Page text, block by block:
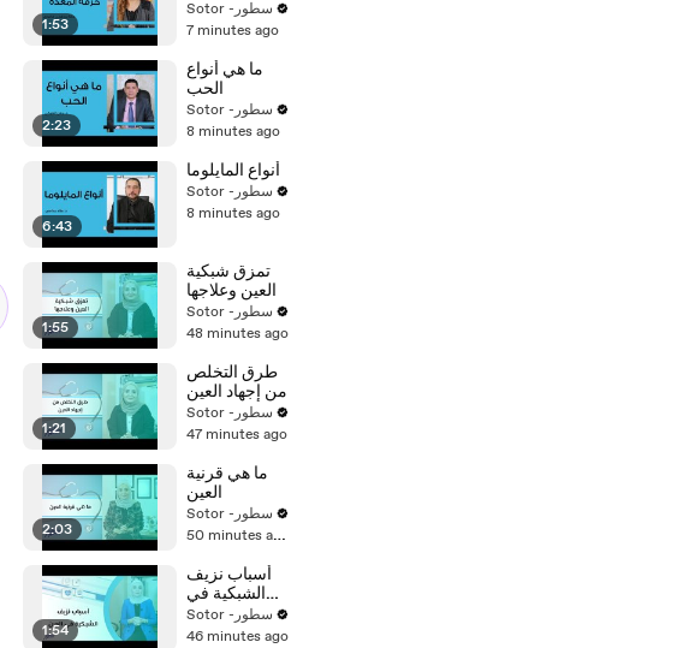
1:53
Sotor -سطور
7 minutes ago
2:23
ما هي أنواع
الحب
Sotor -سطور
8 minutes ago
6:43
أنواع المايلوما
Sotor -سطور
8 minutes ago
1:55
تمزق شبكية
العين وعلاجها
Sotor -سطور
48 minutes ago
1:21
طرق التخلص
من إجهاد العين
Sotor -سطور
47 minutes ago
2:03
ما هي قرنية
العين
Sotor -سطور
50 minutes ago
1:54
أسباب نزيف
الشبكية في
العين
Sotor -سطور
46 minutes ago